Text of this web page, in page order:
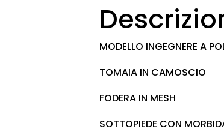
MODELLO INGEGNERE A
TOMAIA IN CAMOSCIO
FODERA IN MESH
SOTTOPIEDE CON